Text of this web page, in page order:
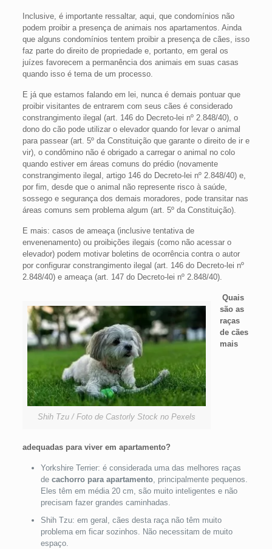
Inclusive, é importante ressaltar, aqui, que condomínios não
podem proibir a presença de animais nos apartamentos. Ainda
que alguns condomínios tentem proibir a presença de cães, isso
faz parte do direito de propriedade e, portanto, em geral os
juízes favorecem a permanência dos animais em suas casas
quando isso é tema de um processo.
E já que estamos falando em lei, nunca é demais pontuar que
proibir visitantes de entrarem com seus cães é considerado
constrangimento ilegal (art. 146 do Decreto-lei nº 2.848/40), o
dono do cão pode utilizar o elevador quando for levar o animal
para passear (art. 5º da Constituição que garante o direito de ir e
vir), o condômino não é obrigado a carregar o animal no colo
quando estiver em áreas comuns do prédio (novamente
constrangimento ilegal, artigo 146 do Decreto-lei nº 2.848/40) e,
por fim, desde que o animal não represente risco à saúde,
sossego e segurança dos demais moradores, pode transitar nas
áreas comuns sem problema algum (art. 5º da Constituição).
E mais: casos de ameaça (inclusive tentativa de
envenenamento) ou proibições ilegais (como não acessar o
elevador) podem motivar boletins de ocorrência contra o autor
por configurar constrangimento ilegal (art. 146 do Decreto-lei nº
2.848/40) e ameaça (art. 147 do Decreto-lei nº 2.848/40).
Shih Tzu / Foto de Castorly Stock no Pexels
Quais
são as
raças
de cães
mais
adequadas para viver em apartamento?
Yorkshire Terrier: é considerada uma das melhores raças
de cachorro para apartamento, principalmente pequenos.
Eles têm em média 20 cm, são muito inteligentes e não
precisam fazer grandes caminhadas.
Shih Tzu: em geral, cães desta raça não têm muito
problema em ficar sozinhos. Não necessitam de muito
espaço.